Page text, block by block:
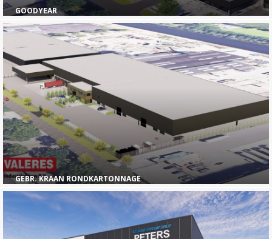
GOODYEAR
GEBR. KRAAN RONDKARTONNAGE